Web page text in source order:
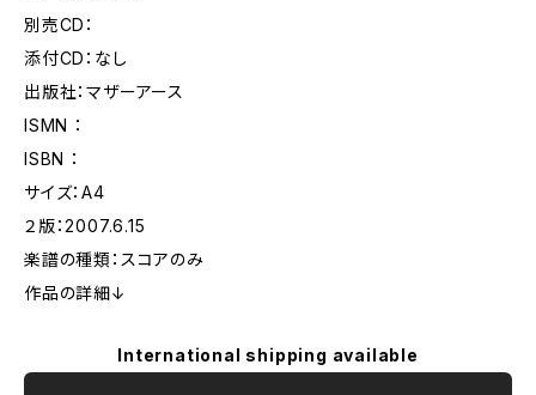
別売CD：
添付CD：なし
出版社：マザーアース
ISMN ：
ISBN ：
サイズ：A4
２版：2007.6.15
楽譜の種類：スコアのみ
作品の詳細↓
International shipping available